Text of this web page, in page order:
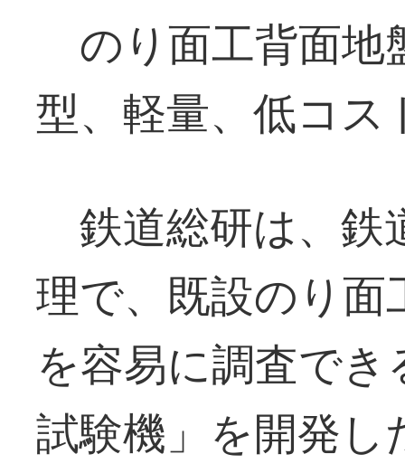
のり面工背面
型、軽量、低コス
鉄道総研は、鉄
理で、既設のり面
を容易に調査で
試験機」を開発し